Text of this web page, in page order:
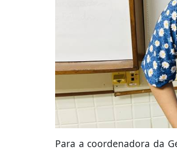
Para a coordenadora da